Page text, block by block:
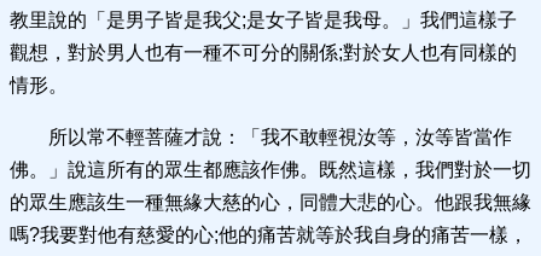
教里說的「是男子皆是我父;是女子皆是我母。」我們這樣子
觀想，對於男人也有一種不可分的關係;對於女人也有同樣的
情形。
所以常不輕菩薩才說：「我不敢輕視汝等，汝等皆當作
佛。」說這所有的眾生都應該作佛。既然這樣，我們對於一切
的眾生應該生一種無緣大慈的心，同體大悲的心。他跟我無緣
嗎?我要對他有慈愛的心;他的痛苦就等於我自身的痛苦一樣，